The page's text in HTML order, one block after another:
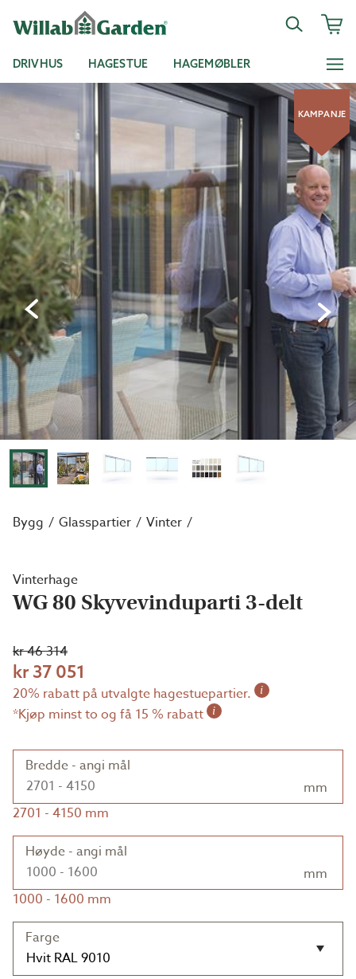
DRIVHUS HAGESTUE HAGEMØBLER
KAMPANJE
Bygg Glasspartier Vinter
Vinterhage
WG 80 Skyvevinduparti 3-delt
kr 46 314
kr 37 051
20% rabatt på utvalgte hagestuepartier. i
*Kjøp minst to og få 15 % rabatt i
Bredde - angi mål
mm
2701 - 4150 mm
Høyde - angi mål
mm
1000 - 1600 mm
Farge